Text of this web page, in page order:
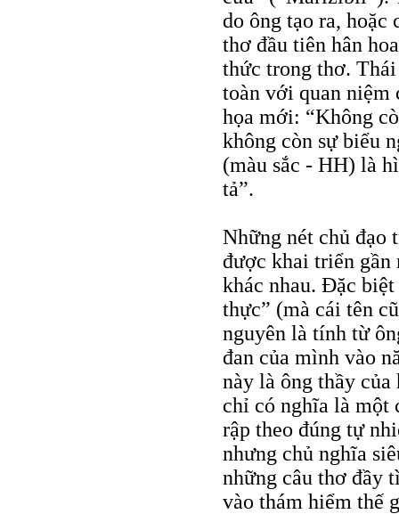
do ông tạo ra,
thơ đầu tiên hân
thức trong thơ.
toàn với quan niệm
họa mới: “Không
không còn sự biểu
(màu sắc - HH) là
tả”.
Những nét chủ đạo
được khai triển gần
khác nhau. Đặc biệt
thực” (mà cái tên
nguyên là tính từ
đan của mình vào
này là ông thầy
chỉ có nghĩa là một
rập theo đúng tự
nhưng chủ nghĩa
những câu thơ đầy
vào thám hiểm thế